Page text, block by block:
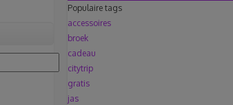
Populaire tags
accessoires
broek
cadeau
citytrip
gratis
jas